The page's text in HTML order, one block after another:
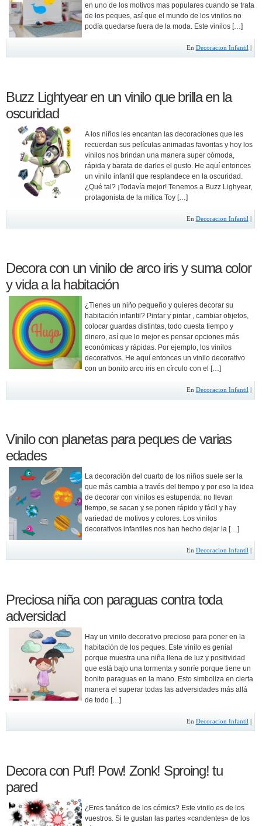
en uno de los motivos mas populares cuando se trata
de los peques, así que el mundo de los vinilos no
podía quedarse fuera de la moda. Este vinilos […]
En Decoracion Infantil
Buzz Lightyear en un vinilo que brilla en la
oscuridad
A los niños les encantan las decoraciones que les
recuerdan sus películas animadas favoritas y hoy los
vinilos nos brindan una manera super cómoda,
rápida y barata de darles el gusto. He aquí entonces
un vinilo infantil que resplandece en la oscuridad.
¿Qué tal? ¡Todavía mejor! Tenemos a Buzz Lighyear,
protagonista de la mítica Toy […]
En Decoracion Infantil
Decora con un vinilo de arco iris y suma color
y vida a la habitación
¿Tienes un niño pequeño y quieres decorar su
habitación infantil? Pintar y pintar , cambiar objetos,
colocar guardas distintas, todo cuesta tiempo y
dinero, así que lo mejor es pensar opciones más
económicas y rápidas. Por ejemplo, los vinilos
decorativos. He aquí entonces un vinilo decorativo
con un bonito arco iris en círculo con el […]
En Decoracion Infantil
Vinilo con planetas para peques de varias
edades
La decoración del cuarto de los niños suele ser la
que más cambia a través del tiempo y por eso la idea
de decorar con vinilos es estupenda: no llevan
tiempo, se sacan y se ponen rápido y fácil y hay
variedad de motivos y colores. Los vinilos
decorativos infantiles nos han hecho dejar la […]
En Decoracion Infantil
Preciosa niña con paraguas contra toda
adversidad
Hay un vinilo decorativo precioso para poner en la
habitación de los peques. Este vinilo es genial
porque muestra una niña llena de luz y positividad
que está bajo una tormenta y sonríe porque tiene un
bonito paraguas en la mano. Esto simboliza en cierta
manera el superar todas las adversidades más allá
de todo […]
En Decoracion Infantil
Decora con Puf! Pow! Zonk! Sproing! tu
pared
¿Eres fanático de los cómics? Este vinilo es de los
vuestros. Si te gustan las partes «candentes» de los